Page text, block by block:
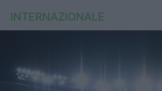
Rugby Sevens
Internazionale
INTERNAZIONALE